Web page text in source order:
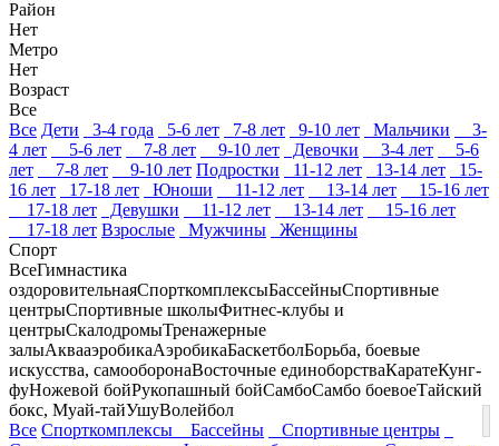
Район
Нет
Метро
Нет
Возраст
Все
Все Дети 3-4 года 5-6 лет 7-8 лет 9-10 лет Мальчики
3-
4 лет
5-6 лет 7-8 лет 9-10 лет Девочки 3-4 лет
5-6
лет
7-8 лет 9-10 лет Подростки 11-12 лет 13-14 лет
15-
16 лет
17-18 лет Юноши 11-12 лет 13-14 лет
15-16 лет
17-18 лет
Девушки 11-12 лет 13-14 лет
15-16 лет
17-18 лет Взрослые Мужчины
Женщины
Спорт
ВсеГимнастика
оздоровительнаяСпорткомплексыБассейныСпортивные
центрыСпортивные школыФитнес-клубы и
центрыСкалодромыТренажерные
залыАквааэробикаАэробикаБаскетболБорьба, боевые
искусства, самооборонаВосточные единоборстваКаратеКунг-
фуНожевой бойРукопашный бойСамбоСамбо боевоеТайский
бокс, Муай-тайУшуВолейбол
Все Спорткомплексы Бассейны
Спортивные центры